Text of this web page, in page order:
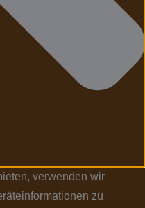
verwenden wir
zu